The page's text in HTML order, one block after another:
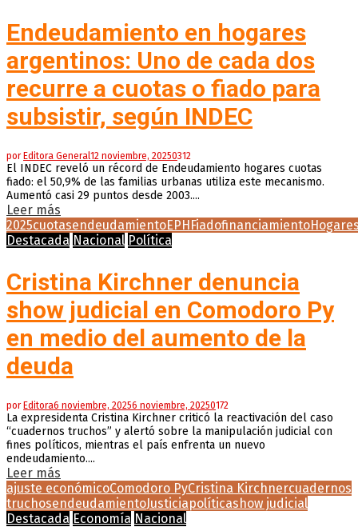
Endeudamiento en hogares
argentinos: Uno de cada dos
recurre a cuotas o fiado para
subsistir, según INDEC
porEditora General12 noviembre, 20250312
El INDEC reveló un récord de Endeudamiento hogares cuotas
fiado: el 50,9% de las familias urbanas utiliza este mecanismo.
Aumentó casi 29 puntos desde 2003....
Leer más
2025cuotasendeudamientoEPHFiadofinanciamiento
Destacada Nacional Política
Cristina Kirchner denuncia
show judicial en Comodoro Py
en medio del aumento de la
deuda
porEditora6 noviembre, 20256 noviembre, 20250172
La expresidenta Cristina Kirchner criticó la reactivación del caso
“cuadernos truchos” y alertó sobre la manipulación judicial con
fines políticos, mientras el país enfrenta un nuevo
endeudamiento....
Leer más
ajuste económicoComodoro PyCristina Kirchnercuadernos
truchosendeudamientoJusticiapolíticashow judicial
Destacada Economía Nacional